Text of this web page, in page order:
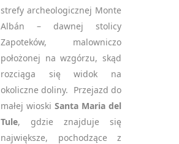
strefy archeologicznej Monte
Albán – dawnej stolicy
Zapoteków, malowniczo
położonej na wzgórzu, skąd
rozciąga się widok na
okoliczne doliny. Przejazd do
małej wioski Santa Maria del
Tule, gdzie znajduje się
największe, pochodzące z